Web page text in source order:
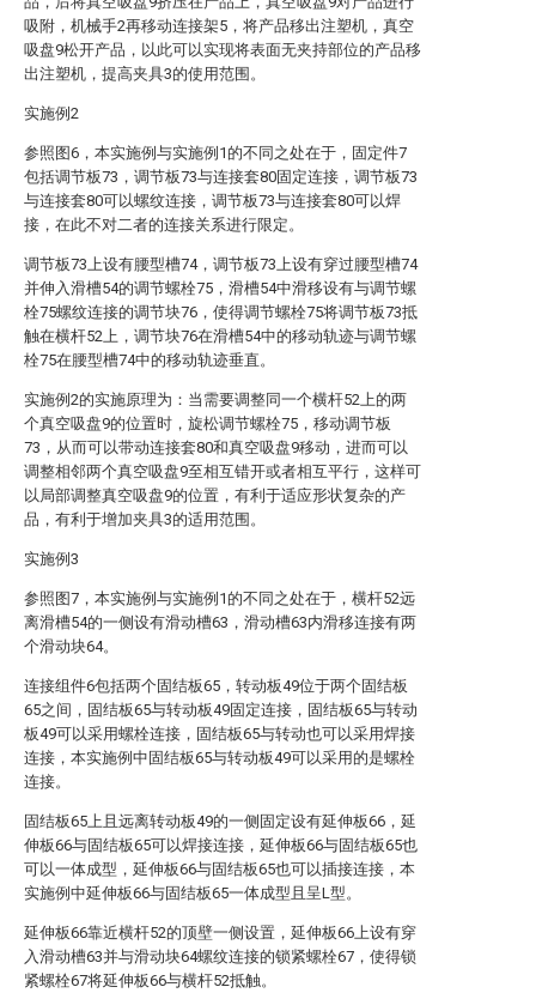
吸附，机械手2再移动连接架5，将产品移出注塑机，真空
吸盘9松开产品，以此可以实现将表面无夹持部位的产品移
出注塑机，提高夹具3的使用范围。
实施例2
参照图6，本实施例与实施例1的不同之处在于，固定件7
包括调节板73，调节板73与连接套80固定连接，调节板73
与连接套80可以螺纹连接，调节板73与连接套80可以焊
接，在此不对二者的连接关系进行限定。
调节板73上设有腰型槽74，调节板73上设有穿过腰型槽74
并伸入滑槽54的调节螺栓75，滑槽54中滑移设有与调节螺
栓75螺纹连接的调节块76，使得调节螺栓75将调节板73抵
触在横杆52上，调节块76在滑槽54中的移动轨迹与调节螺
栓75在腰型槽74中的移动轨迹垂直。
实施例2的实施原理为：当需要调整同一个横杆52上的两
个真空吸盘9的位置时，旋松调节螺栓75，移动调节板
73，从而可以带动连接套80和真空吸盘9移动，进而可以
调整相邻两个真空吸盘9至相互错开或者相互平行，这样可
以局部调整真空吸盘9的位置，有利于适应形状复杂的产
品，有利于增加夹具3的适用范围。
实施例3
参照图7，本实施例与实施例1的不同之处在于，横杆52远
离滑槽54的一侧设有滑动槽63，滑动槽63内滑移连接有两
个滑动块64。
连接组件6包括两个固结板65，转动板49位于两个固结板
65之间，固结板65与转动板49固定连接，固结板65与转动
板49可以采用螺栓连接，固结板65与转动也可以采用焊接
连接，本实施例中固结板65与转动板49可以采用的是螺栓
连接。
固结板65上且远离转动板49的一侧固定设有延伸板66，延
伸板66与固结板65可以焊接连接，延伸板66与固结板65也
可以一体成型，延伸板66与固结板65也可以插接连接，本
实施例中延伸板66与固结板65一体成型且呈L型。
延伸板66靠近横杆52的顶壁一侧设置，延伸板66上设有穿
入滑动槽63并与滑动块64螺纹连接的锁紧螺栓67，使得锁
紧螺栓67将延伸板66与横杆52抵触。